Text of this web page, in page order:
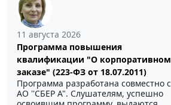
11 августа 2026
Программа повышения
квалификации "О корпоративном
заказе" (223-ФЗ от 18.07.2011)
Программа разработана совместно с
АО ''СБЕР А". Слушателям, успешно